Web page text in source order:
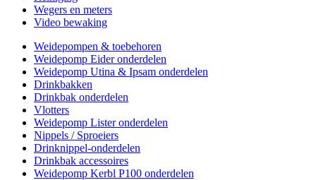
Wegers en meters
Video bewaking
Weidepompen & toebehoren
Weidepomp Eider onderdelen
Weidepomp Utina & Ipsam onderdelen
Drinkbakken
Drinkbak onderdelen
Vlotters
Weidepomp Lister onderdelen
Nippels / Sproeiers
Drinknippel-onderdelen
Drinkbak accessoires
Weidepomp Kerbl P100 onderdelen